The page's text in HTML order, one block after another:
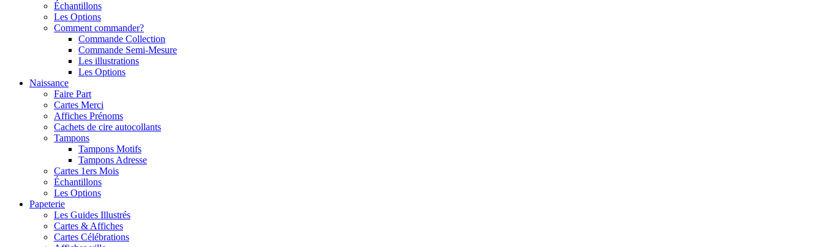
Échantillons
Les Options
Comment commander?
Commande Collection
Commande Semi-Mesure
Les illustrations
Les Options
Naissance
Faire Part
Cartes Merci
Affiches Prénoms
Cachets de cire autocollants
Tampons
Tampons Motifs
Tampons Adresse
Cartes 1ers Mois
Échantillons
Les Options
Papeterie
Les Guides Illustrés
Cartes & Affiches
Cartes Célébrations